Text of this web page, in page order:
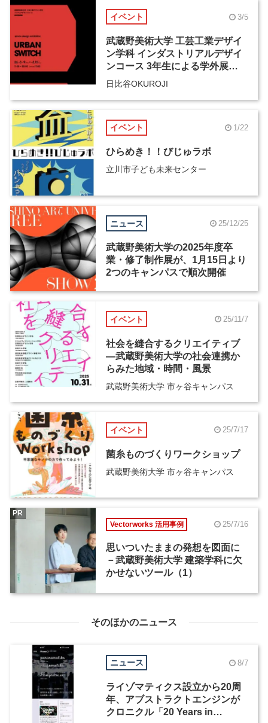
イベント 3/5
武蔵野美術大学 工芸工業デザイ
ン学科 インダストリアルデザイ
ンコース 3年生による学外展
「URBAN SWITCH」
日比谷OKUROJI
イベント 1/22
ひらめき！！びじゅラボ
立川市子ども未来センター
ニュース 25/12/25
武蔵野美術大学の2025年度卒
業・修了制作展が、1月15日より
2つのキャンパスで順次開催
イベント 25/11/7
社会を縫合するクリエイティブ
―武蔵野美術大学の社会連携か
らみた地域・時間・風景
武蔵野美術大学 市ヶ谷キャンパス
イベント 25/7/17
菌糸ものづくりワークショップ
武蔵野美術大学 市ヶ谷キャンパス
Vectorworks 活用事例 25/7/16
思いついたままの発想を図面に
－武蔵野美術大学 建築学科に欠
かせないツール（1）
PR
そのほかのニュース
ニュース 8/7
ライゾマティクス設立から20周
年、アブストラクトエンジンが
クロニクル「20 Years in